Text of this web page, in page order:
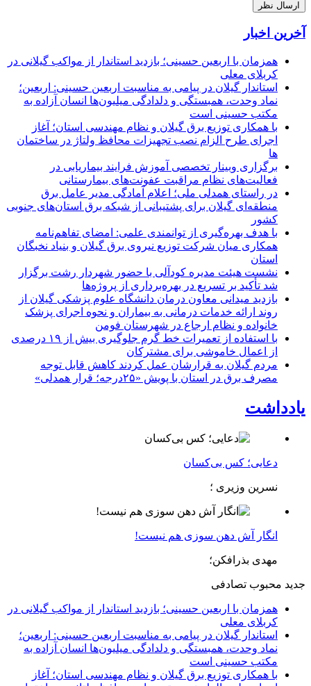
آخرین اخبار
همزمان با اربعین حسینی؛ بازدید استاندار از مواکب گیلانی در
کربلای معلی
استاندار گیلان در پیامی به مناسبت اربعین حسینی: اربعین؛
نماد وحدت، همبستگی و دلدادگی میلیون‌ها انسان آزاده به
مکتب حسینی است
با همکاری توزیع برق گیلان و نظام مهندسی استان؛ آغاز
اجرای طرح الزام نصب تجهیزات محافظ ولتاژ در ساختمان
ها
برگزاری وبینار تخصصی آموزش فرایند بیماریابی در
فعالیت‌های نظام مراقبت عفونت‌های بیمارستانی
در راستای همدلی ملی؛ اعلام آمادگی مدیر عامل برق
منطقه‌ای گیلان برای پشتیبانی از شبكه برق استان‌های جنوبی
كشور
با هدف بهره‌گیری از توانمندی علمی: امضای تفاهم‌نامه
همكاری میان شركت توزیع نیروی برق گیلان و بنیاد نخبگان
استان
نشست هیئت مدیره کودآلی با حضور شهردار رشت برگزار
شد تأکید بر تسریع در بهره‌برداری از پروژه‌ها
بازدید میدانی معاون درمان دانشگاه علوم پزشکی گیلان از
روند ارائه خدمات درمانی به بیماران و نحوه اجرای پزشک
خانواده و نظام ارجاع در شهرستان فومن
با استفاده از تعمیرات خط گرم جلوگیری بیش از ۱۹ درصدی
از اعمال خاموشی برای مشتركان
مردم گیلان به قرارشان عمل کردند كاهش قابل توجه
مصرف برق در استان با پویش «۲۵درجه؛ قرار همدلی»
یادداشت
دعایی؛ کس بی‌کسان
نسرین وزیری ؛
انگار آش دهن سوزی هم نیست!
مهدی بذرافکن؛
جدید محبوب تصادفی
همزمان با اربعین حسینی؛ بازدید استاندار از مواکب گیلانی در
کربلای معلی
استاندار گیلان در پیامی به مناسبت اربعین حسینی: اربعین؛
نماد وحدت، همبستگی و دلدادگی میلیون‌ها انسان آزاده به
مکتب حسینی است
با همکاری توزیع برق گیلان و نظام مهندسی استان؛ آغاز